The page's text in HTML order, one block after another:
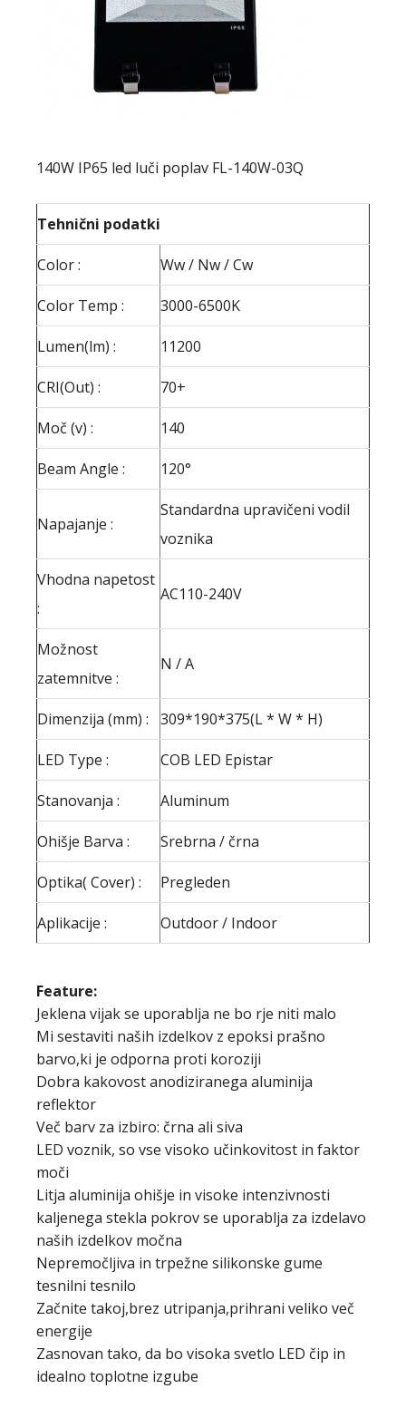
140W IP65 led luči poplav FL-140W-03Q
Tehnični podatki
Color : Ww / Nw / Cw
Color Temp : 3000-6500K
Lumen(lm) : 11200
CRI(Out) : 70+
Moč (v) : 140
Beam Angle : 120°
Napajanje :
Standardna upravičeni vodil
voznika
Vhodna napetost
:
AC110-240V
Možnost
zatemnitve :
N / A
Dimenzija (mm) : 309*190*375(L * W * H)
LED Type : COB LED Epistar
Stanovanja : Aluminum
Ohišje Barva : Srebrna / črna
Optika( Cover) : Pregleden
Aplikacije : Outdoor / Indoor
Feature:
Jeklena vijak se uporablja ne bo rje niti malo
Mi sestaviti naših izdelkov z epoksi prašno
barvo,ki je odporna proti koroziji
Dobra kakovost anodiziranega aluminija
reflektor
Več barv za izbiro: črna ali siva
LED voznik, so vse visoko učinkovitost in faktor
moči
Litja aluminija ohišje in visoke intenzivnosti
kaljenega stekla pokrov se uporablja za izdelavo
naših izdelkov močna
Nepremočljiva in trpežne silikonske gume
tesnilni tesnilo
Začnite takoj,brez utripanja,prihrani veliko več
energije
Zasnovan tako, da bo visoka svetlo LED čip in
idealno toplotne izgube